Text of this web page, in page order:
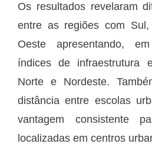
Os resultados revelaram
entre as regiões com
Oeste apresentando,
índices de infraestrutura
Norte e Nordeste.
distância entre escolas
vantagem consistente
localizadas em centros